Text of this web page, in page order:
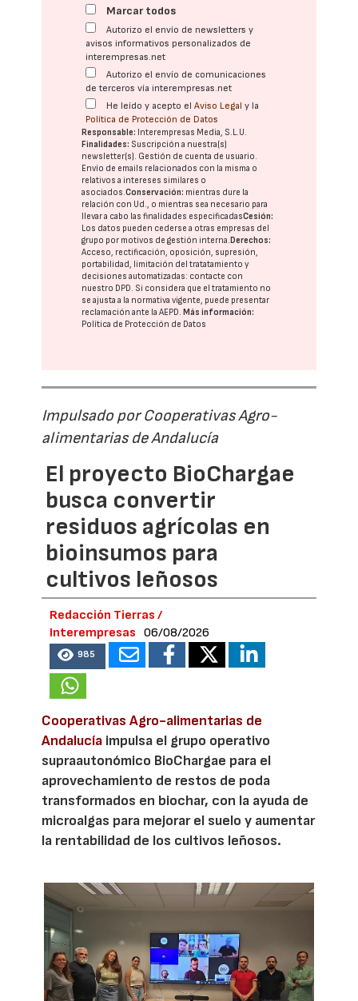
Marcar todos
Autorizo el envío de newsletters y
avisos informativos personalizados de
interempresas.net
Autorizo el envío de comunicaciones
de terceros vía interempresas.net
He leído y acepto elAviso Legal y la
Política de Protección de Datos
Responsable: Interempresas Media, S.L.U.
Finalidades: Suscripción a nuestra(s)
newsletter(s). Gestión de cuenta de usuario.
Envío de emails relacionados con la misma o
relativos a intereses similares o
asociados.Conservación: mientras dure la
relación con Ud., o mientras sea necesario para
llevar a cabo las finalidades especificadasCesión:
Los datos pueden cederse a otras empresas del
grupo por motivos de gestión interna. Derechos:
Acceso, rectificación, oposición, supresión,
portabilidad, limitación del tratatamiento y
decisiones automatizadas: contacte con
nuestro DPD. Si considera que el tratamiento no
se ajusta a la normativa vigente, puede presentar
reclamación ante laAEPD. Más información:
Política de Protección de Datos
Impulsado por Cooperativas Agro-
alimentarias de Andalucía
El proyecto BioChargae
busca convertir
residuos agrícolas en
bioinsumos para
cultivos leñosos
Redacción Tierras /
Interempresas
06/08/2026
985
Cooperativas Agro-alimentarias de
Andalucía impulsa el grupo operativo
supraautonómico BioChargae para el
aprovechamiento de restos de poda
transformados en biochar, con la ayuda de
microalgas para mejorar el suelo y aumentar
la rentabilidad de los cultivos leñosos.